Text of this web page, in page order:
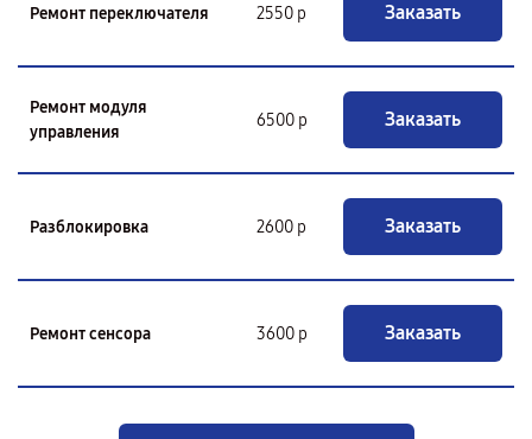
Ремонт переключателя 2550 р Заказать
Ремонт модуля
управления
6500 р Заказать
Разблокировка 2600 р Заказать
Ремонт сенсора 3600 р Заказать